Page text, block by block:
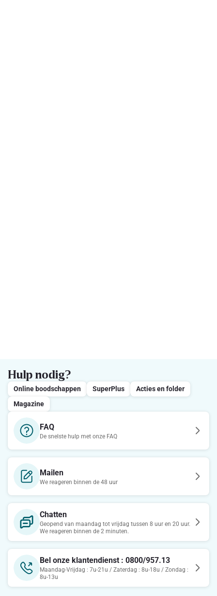
Hulp nodig?
Online boodschappen SuperPlus
Acties en folder
Magazine
FAQ
De snelste hulp met onze FAQ
Mailen
We reageren binnen de 48 uur
Chatten
Geopend van maandag tot vrijdag tussen 8 uur en 20 uur.
We reageren binnen de 2 minuten.
Bel onze klantendienst : 0800/957.13
Maandag-Vrijdag : 7u-21u / Zaterdag : 8u-18u / Zondag :
8u-13u